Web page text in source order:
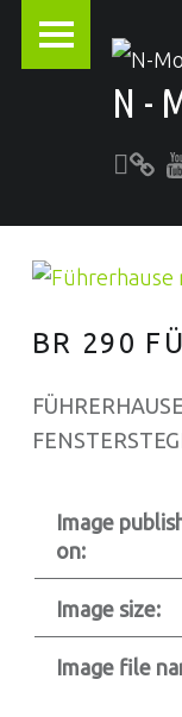
N-
Alles rund um die Modellbahn
BR 290
Image
on:
Image size:
Image file